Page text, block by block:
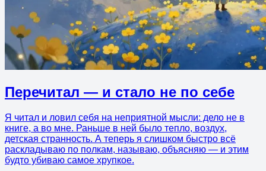
Перечитал — и стало не по себе
Я читал и ловил себя на неприятной мысли: дело не в
книге, а во мне. Раньше в ней было тепло, воздух,
детская странность. А теперь я слишком быстро всё
раскладываю по полкам, называю, объясняю — и этим
будто убиваю самое хрупкое.